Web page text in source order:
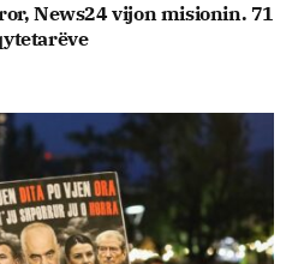
News24 vijon misionin. 71